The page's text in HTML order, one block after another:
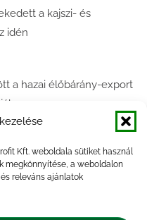
Kft. weboldala sütiket használ
megkönnyítése, a weboldalon
releváns ajánlatok
a kajszi- és
idén
a hazai élőbárány-export
a baromfivágás